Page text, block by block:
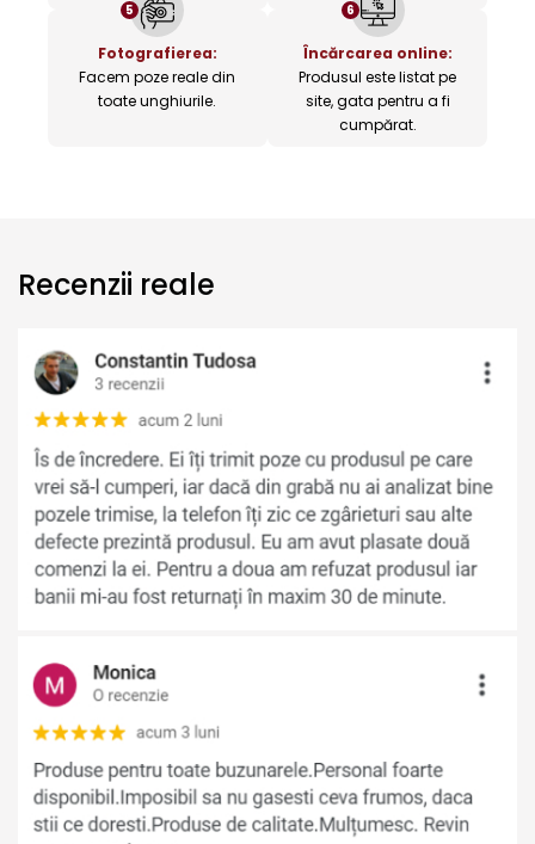
5
Fotografierea:
Facem poze reale din
toate unghiurile.
6
Încărcarea online:
Produsul este listat pe
site, gata pentru a fi
cumpărat.
Recenzii reale